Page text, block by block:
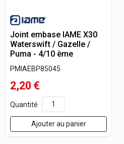
Joint embase IAME X30
Waterswift / Gazelle /
Puma - 4/10 ème
PMIAEBP85045
2,20 €
Quantité
Ajouter au panier